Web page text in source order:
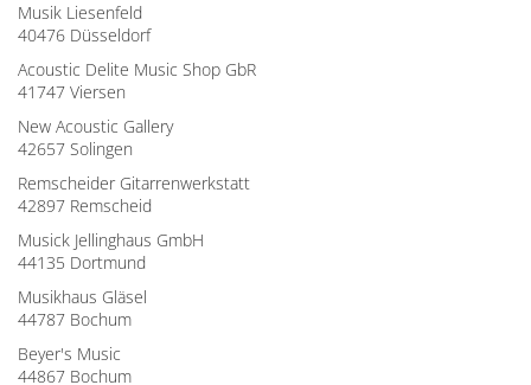
Musik Liesenfeld
40476 Düsseldorf
Acoustic Delite Music Shop GbR
41747 Viersen
New Acoustic Gallery
42657 Solingen
Remscheider Gitarrenwerkstatt
42897 Remscheid
Musick Jellinghaus GmbH
44135 Dortmund
Musikhaus Gläsel
44787 Bochum
Beyer's Music
44867 Bochum